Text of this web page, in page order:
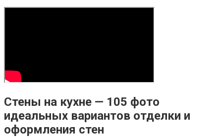
Стены на кухне — 105 фото
идеальных вариантов отделки и
оформления стен